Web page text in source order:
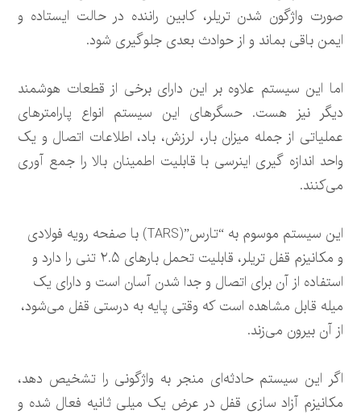
صورت واژگون شدن تریلر، کابین راننده در حالت ایستاده و
ایمن باقی بماند و از حوادث بعدی جلوگیری شود.
اما این سیستم علاوه بر این دارای برخی از قطعات هوشمند
دیگر نیز هست. حسگرهای این سیستم انواع پارامترهای
عملیاتی از جمله میزان بار، لرزش، باد، اطلاعات اتصال و یک
واحد اندازه گیری اینرسی با قابلیت اطمینان بالا را جمع آوری
می‌کنند.
این سیستم موسوم به “تارس”(TARS) با صفحه رویه فولادی
و مکانیزم قفل تریلر، قابلیت تحمل بارهای ۲.۵ تنی را دارد و
استفاده از آن برای اتصال و جدا شدن آسان است و دارای یک
میله قابل مشاهده است که وقتی پایه به درستی قفل می‌شود،
از آن بیرون می‌زند.
اگر این سیستم حادثه‌ای منجر به واژگونی را تشخیص دهد،
مکانیزم آزاد سازی قفل در عرض یک میلی ثانیه فعال شده و